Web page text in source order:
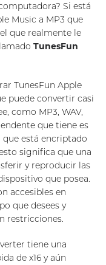
Si está
Music a MP3 que
que realmente le
TunesFun
TunesFun Apple
puede convertir casi
como MP3, WAV,
que tiene es
que está encriptado
significa que una
y reproducir las
que posea.
accesibles en
que desees y
restricciones.
tiene una
de x16 y aún